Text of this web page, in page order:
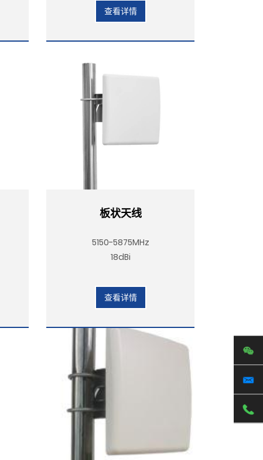
查看详情
板状天线
5150-5875MHz
18dBi
查看详情